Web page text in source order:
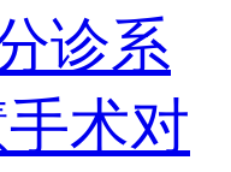
诊系
术对